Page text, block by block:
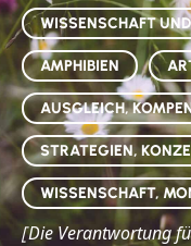
WISSENSCHAFT
AMPHIBIEN
AUSGLEICH,
STRATEGIEN,
WISSENSCHAFT,
[DieVerantwortung